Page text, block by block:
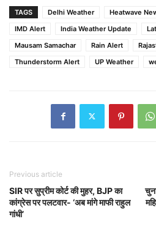
TAGS Delhi Weather Heatwave
IMD Alert
India Weather Update
Mausam Samachar
Rain Alert
Thunderstorm Alert
UP Weather
Previous article
SIR पर सुप्रीम कोर्ट की मुहर, BJP का
कांग्रेस पर पलटवार- ‘अब मांगे माफी राहुल
गांधी’